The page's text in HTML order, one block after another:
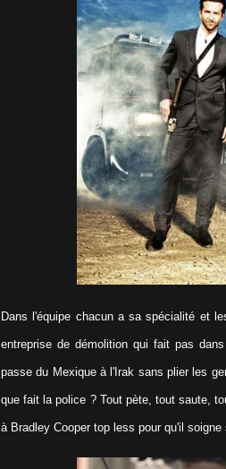
Dans l'équipe chacun a sa spécialité et
entreprise de démolition qui fait pas
passe du Mexique à l'Irak sans plier les
que fait la police ? Tout pète, tout saute,
à Bradley Cooper top less pour qu'il soigne